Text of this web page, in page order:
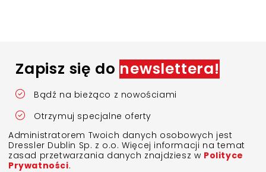
Zapisz się do newslettera!
Bądź na bieżąco z nowościami
Otrzymuj specjalne oferty
Administratorem Twoich danych osobowych jest
Dressler Dublin Sp. z o.o. Więcej informacji na temat
zasad przetwarzania danych znajdziesz w Polityce
Prywatności.